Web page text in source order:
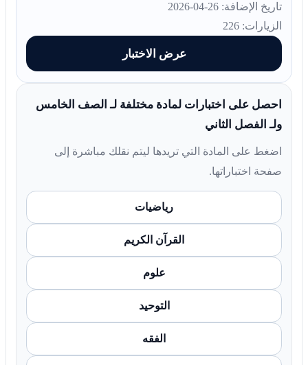
تاريخ الإضافة: 26-04-2026
الزيارات: 226
عرض الاختبار
احصل على اختبارات لمادة مختلفة لـ الصف الخامس
ولـ الفصل الثاني
اضغط على المادة التي تريدها ليتم نقلك مباشرة إلى
صفحة اختباراتها.
رياضيات
القرآن الكريم
علوم
التوحيد
الفقه